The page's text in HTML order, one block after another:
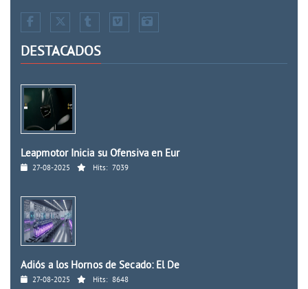
DESTACADOS
Leapmotor Inicia su Ofensiva en Eur
27-08-2025 Hits: 7039
Adiós a los Hornos de Secado: El De
27-08-2025 Hits: 8648